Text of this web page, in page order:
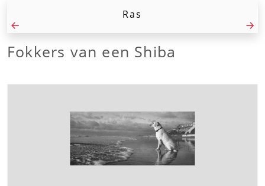
Ras
Fokkers van een Shiba